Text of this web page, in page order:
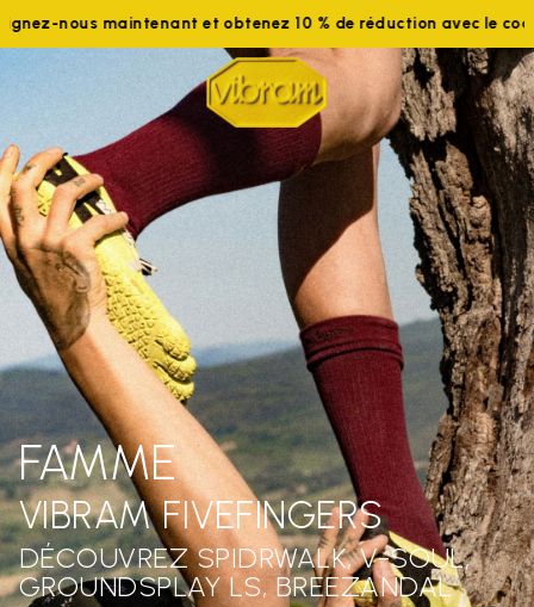
maintenant et obtenez 10 % de réduction avec le code
FAMME
VIBRAM FIVEFINGERS
DÉCOUVREZ SPIDRWALK, V-SOUL,
GROUNDSPLAY LS, BREEZANDAL